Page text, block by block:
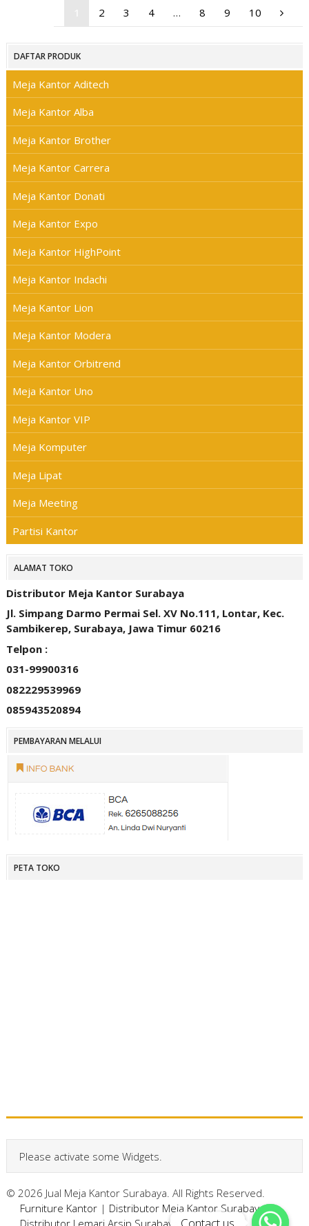
2 3 4 … 8 9 10
DAFTAR PRODUK
Meja Kantor Aditech
Meja Kantor Alba
Meja Kantor Brother
Meja Kantor Carrera
Meja Kantor Donati
Meja Kantor Expo
Meja Kantor HighPoint
Meja Kantor Indachi
Meja Kantor Lion
Meja Kantor Modera
Meja Kantor Orbitrend
Meja Kantor Uno
Meja Kantor VIP
Meja Komputer
Meja Lipat
Meja Meeting
Partisi Kantor
ALAMAT TOKO
Distributor Meja Kantor Surabaya
Jl. Simpang Darmo Permai Sel. XV No.111, Lontar, Kec.
Sambikerep, Surabaya, Jawa Timur 60216
Telpon :
031-99900316
082229539969
085943520894
PEMBAYARAN MELALUI
PETA TOKO
Please activate some Widgets.
© 2026 Jual Meja Kantor Surabaya. All Rights Reserved.
Furniture Kantor| Distributor Meja Kantor Surabaya|
Distributor Lemari Arsip Surabaya
Contact us
Contact us